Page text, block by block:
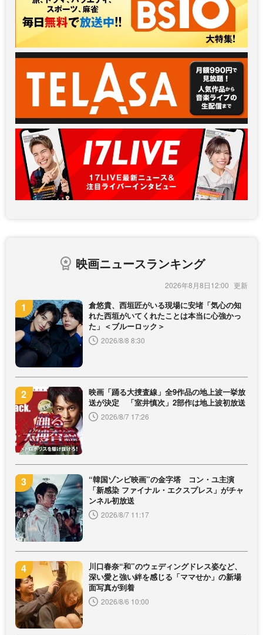
映画ニュースランキング
2026年8月8日12:00
倉悠貴、西垣匠がいる現場に安堵「気心の知
れた西垣がいてくれたことは本当に心強かっ
た」＜ブルーロック＞
2026/8/8 8:30
映画「踊る大捜査線」全9作品の地上波一挙放
送が決定 「室井慎次」2部作は地上波初放送
2026/8/7 17:26
“韓国ゾンビ映画”の金字塔 コン・ユ主演
「新感染 ファイナル・エクスプレス」がチャ
ンネル初放送
2026/8/7 11:17
川口春奈“和”のウェディングドレス姿など、
深い愛と強い絆を感じる「ママせか」の新場
面写真が到着
2026/8/6 10:00